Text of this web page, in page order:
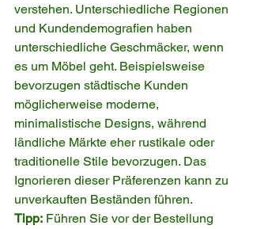
verstehen. Unterschiedliche Regionen
und Kundendemografien haben
unterschiedliche Geschmäcker, wenn
es um Möbel geht. Beispielsweise
bevorzugen städtische Kunden
möglicherweise moderne,
minimalistische Designs, während
ländliche Märkte eher rustikale oder
traditionelle Stile bevorzugen. Das
Ignorieren dieser Präferenzen kann zu
unverkauften Beständen führen.
Tipp: Führen Sie vor der Bestellung